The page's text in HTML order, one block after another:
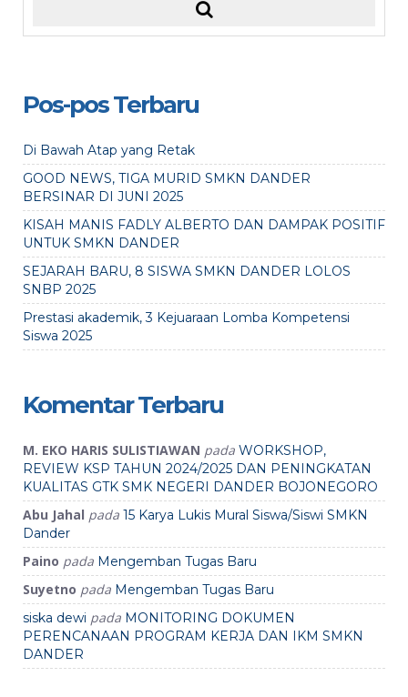
Pos-pos Terbaru
Di Bawah Atap yang Retak
GOOD NEWS, TIGA MURID SMKN DANDER
BERSINAR DI JUNI 2025
KISAH MANIS FADLY ALBERTO DAN DAMPAK POSITIF
UNTUK SMKN DANDER
SEJARAH BARU, 8 SISWA SMKN DANDER LOLOS
SNBP 2025
Prestasi akademik, 3 Kejuaraan Lomba Kompetensi
Siswa 2025
Komentar Terbaru
M. EKO HARIS SULISTIAWAN pada WORKSHOP,
REVIEW KSP TAHUN 2024/2025 DAN PENINGKATAN
KUALITAS GTK SMK NEGERI DANDER BOJONEGORO
Abu Jahal pada 15 Karya Lukis Mural Siswa/Siswi SMKN
Dander
Paino pada Mengemban Tugas Baru
Suyetno pada Mengemban Tugas Baru
siska dewi pada MONITORING DOKUMEN
PERENCANAAN PROGRAM KERJA DAN IKM SMKN
DANDER